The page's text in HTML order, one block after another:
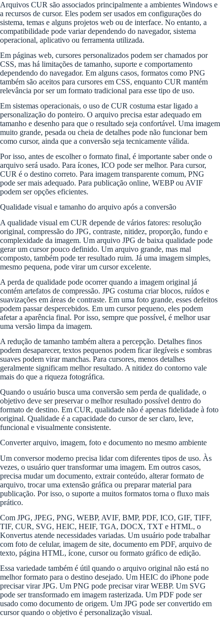
Arquivos CUR são associados principalmente a ambientes Windows e
a recursos de cursor. Eles podem ser usados em configurações do
sistema, temas e alguns projetos web ou de interface. No entanto, a
compatibilidade pode variar dependendo do navegador, sistema
operacional, aplicativo ou ferramenta utilizada.
Em páginas web, cursores personalizados podem ser chamados por
CSS, mas há limitações de tamanho, suporte e comportamento
dependendo do navegador. Em alguns casos, formatos como PNG
também são aceitos para cursores em CSS, enquanto CUR mantém
relevância por ser um formato tradicional para esse tipo de uso.
Em sistemas operacionais, o uso de CUR costuma estar ligado a
personalização do ponteiro. O arquivo precisa estar adequado em
tamanho e desenho para que o resultado seja confortável. Uma imagem
muito grande, pesada ou cheia de detalhes pode não funcionar bem
como cursor, ainda que a conversão seja tecnicamente válida.
Por isso, antes de escolher o formato final, é importante saber onde o
arquivo será usado. Para ícones, ICO pode ser melhor. Para cursor,
CUR é o destino correto. Para imagem transparente comum, PNG
pode ser mais adequado. Para publicação online, WEBP ou AVIF
podem ser opções eficientes.
Qualidade visual e tamanho do arquivo após a conversão
A qualidade visual em CUR depende de vários fatores: resolução
original, compressão do JPG, contraste, nitidez, proporção, fundo e
complexidade da imagem. Um arquivo JPG de baixa qualidade pode
gerar um cursor pouco definido. Um arquivo grande, mas mal
composto, também pode ter resultado ruim. Já uma imagem simples,
mesmo pequena, pode virar um cursor excelente.
A perda de qualidade pode ocorrer quando a imagem original já
contém artefatos de compressão. JPG costuma criar blocos, ruídos e
suavizações em áreas de contraste. Em uma foto grande, esses defeitos
podem passar despercebidos. Em um cursor pequeno, eles podem
afetar a aparência final. Por isso, sempre que possível, é melhor usar
uma versão limpa da imagem.
A redução de tamanho também altera a percepção. Detalhes finos
podem desaparecer, textos pequenos podem ficar ilegíveis e sombras
suaves podem virar manchas. Para cursores, menos detalhes
geralmente significam melhor resultado. A nitidez do contorno vale
mais do que a riqueza fotográfica.
Quando o usuário busca uma conversão sem perda de qualidade, o
objetivo deve ser preservar o melhor resultado possível dentro do
formato de destino. Em CUR, qualidade não é apenas fidelidade à foto
original. Qualidade é a capacidade do cursor de ser claro, leve,
funcional e visualmente consistente.
Converter arquivo, imagem, foto e documento no mesmo ambiente
Um conversor moderno precisa lidar com diferentes tipos de uso. Às
vezes, o usuário quer transformar uma imagem. Em outros casos,
precisa mudar um documento, extrair conteúdo, alterar formato de
arquivo, trocar uma extensão gráfica ou preparar material para
publicação. Por isso, o suporte a muitos formatos torna o fluxo mais
prático.
Com JPG, JPEG, PNG, WEBP, AVIF, BMP, PDF, ICO, GIF, TIFF,
TIF, CUR, SVG, HEIC, HEIF, TGA, DOCX, TXT e HTML, o
Konvertus atende necessidades variadas. Um usuário pode trabalhar
com foto de celular, imagem de site, documento em PDF, arquivo de
texto, página HTML, ícone, cursor ou formato gráfico de edição.
Essa variedade também é útil quando o arquivo original não está no
melhor formato para o destino desejado. Um HEIC do iPhone pode
precisar virar JPG. Um PNG pode precisar virar WEBP. Um SVG
pode ser transformado em imagem rasterizada. Um PDF pode ser
usado como documento de origem. Um JPG pode ser convertido em
cursor quando o objetivo é personalização visual.